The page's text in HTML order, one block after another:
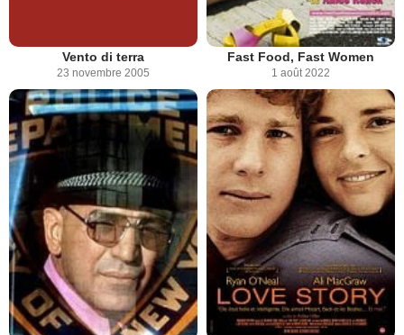
Vento di terra
23 novembre 2005
Fast Food, Fast Women
1 août 2022